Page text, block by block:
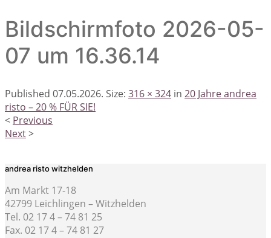
Bildschirmfoto 2026-05-
07 um 16.36.14
Published 07.05.2026. Size: 316 × 324 in 20 Jahre andrea
risto – 20 % FÜR SIE!
< Previous
Next>
andrea risto witzhelden
Am Markt 17-18
42799 Leichlingen – Witzhelden
Tel. 02 17 4 – 74 81 25
Fax. 02 17 4 – 74 81 27